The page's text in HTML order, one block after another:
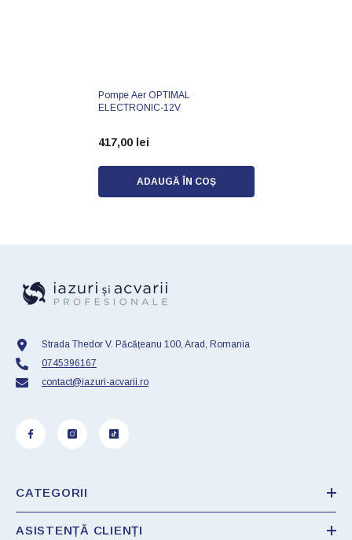
Pompe Aer OPTIMAL
ELECTRONIC-12V
417,00 lei
ADAUGĂ ÎN COȘ
Strada Thedor V. Păcățeanu 100, Arad, Romania
0745396167
contact@iazuri-acvarii.ro
CATEGORII
ASISTENȚĂ CLIENȚI